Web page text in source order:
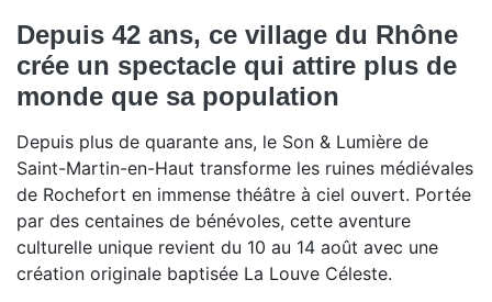
Depuis 42 ans, ce village du Rhône
crée un spectacle qui attire plus de
monde que sa population
Depuis plus de quarante ans, le Son & Lumière de
Saint-Martin-en-Haut transforme les ruines médiévales
de Rochefort en immense théâtre à ciel ouvert. Portée
par des centaines de bénévoles, cette aventure
culturelle unique revient du 10 au 14 août avec une
création originale baptisée La Louve Céleste.